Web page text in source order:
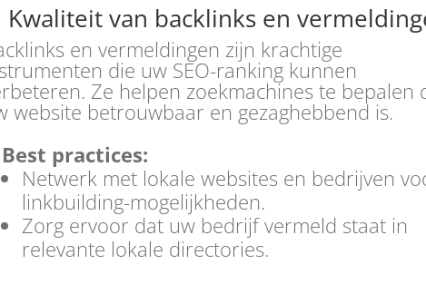
Kwaliteit van backlinks en
en vermeldingen zijn krachtige
die uw SEO-ranking kunnen
Ze helpen zoekmachines te bepalen
website betrouwbaar en gezaghebbend is.
Best practices:
Netwerk met lokale websites en bedrijven
linkbuilding-mogelijkheden.
Zorg ervoor dat uw bedrijf vermeld staat in
relevante lokale directories.